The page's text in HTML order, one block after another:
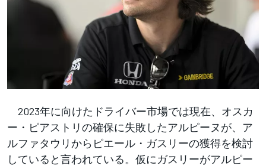
2023年に向けたドライバー市場では現在、オスカ
ー・ピアストリの確保に失敗したアルピーヌが、ア
ルファタウリからピエール・ガスリーの獲得を検討
していると言われている。仮にガスリーがアルピー